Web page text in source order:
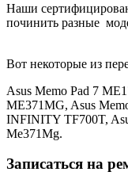
Наши
починить разные
Вот некоторые из
Asus Memo Pad 7
ME371MG, Asus
INFINITY TF700T,
Me371Mg.
Записаться на